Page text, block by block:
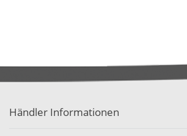
Händler Informationen